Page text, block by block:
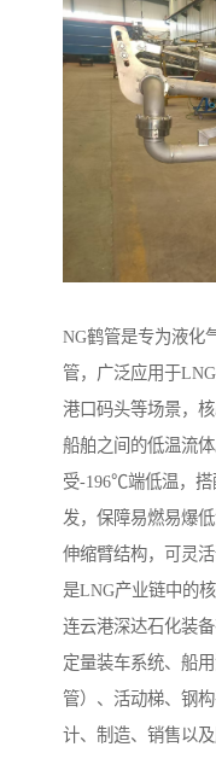
NG鹤管是专为液化
管，广泛应用于
港口码头等场景，
船舶之间的低温流
受-196℃端低温，
发，保障易燃易爆
伸缩臂结构，可灵
是LNG产业链中的核
连云港深达石化装
定量装车系统、船
管）、活动梯、钢
计、制造、销售以及